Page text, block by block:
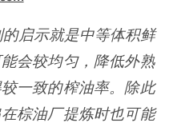
的启示就是中等体积鲜
会较均匀，降低外熟
一致的榨油率。除此
棕油厂提炼时也可能